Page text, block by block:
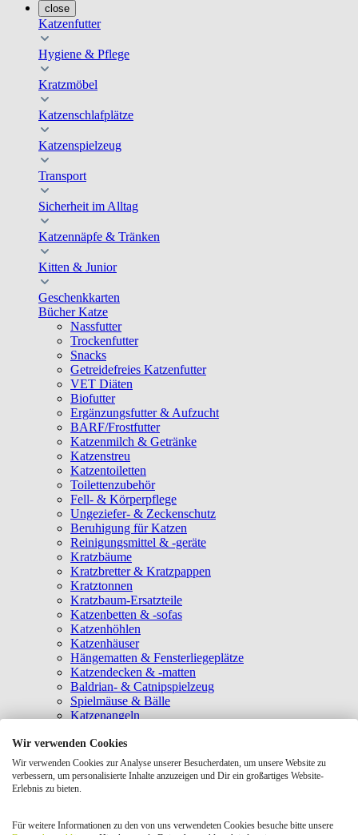
close
Katzenfutter
Hygiene & Pflege
Kratzmöbel
Katzenschlafplätze
Katzenspielzeug
Transport
Sicherheit im Alltag
Katzennäpfe & Tränken
Kitten & Junior
Geschenkkarten
Bücher Katze
Nassfutter
Trockenfutter
Snacks
Getreidefreies Katzenfutter
VET Diäten
Biofutter
Ergänzungsfutter & Aufzucht
BARF/Frostfutter
Katzenmilch & Getränke
Katzenstreu
Katzentoiletten
Toilettenzubehör
Fell- & Körperpflege
Ungeziefer- & Zeckenschutz
Beruhigung für Katzen
Reinigungsmittel & -geräte
Kratzbäume
Kratzbretter & Kratzpappen
Kratztonnen
Kratzbaum-Ersatzteile
Katzenbetten & -sofas
Katzenhöhlen
Katzenhäuser
Hängematten & Fensterliegeplätze
Katzendecken & -matten
Baldrian- & Catnipspielzeug
Spielmäuse & Bälle
Katzenangeln
Laserpointer & Elektrospielzeug
Katzentunnel
Clicker & Target Sticks für Katzen
Weiteres Katzenspielzeug
Tragetaschen
Wir verwenden Cookies
Wir verwenden Cookies zur Analyse unserer Besucherdaten, um unsere Website zu
verbessern, um personalisierte Inhalte anzuzeigen und Dir ein großartiges Website-
Erlebnis zu bieten.
Für weitere Informationen zu den von uns verwendeten Cookies besuche bitte unsere